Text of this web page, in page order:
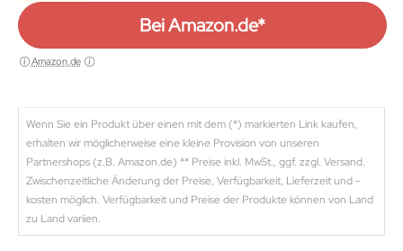
Bei Amazon.de*
Amazon.de
Wenn Sie ein Produkt über einen mit dem (*) markierten Link kaufen,
erhalten wir möglicherweise eine kleine Provision von unseren
Partnershops (z.B. Amazon.de) ** Preise inkl. MwSt., ggf. zzgl. Versand.
Zwischenzeitliche Änderung der Preise, Verfügbarkeit, Lieferzeit und -
kosten möglich. Verfügbarkeit und Preise der Produkte können von Land
zu Land variien.